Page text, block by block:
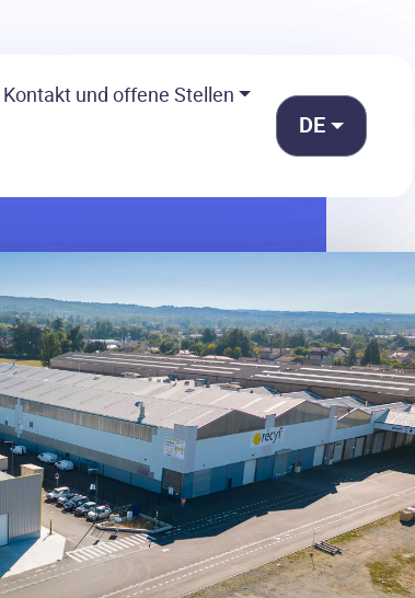
Kontakt und offene Stellen
DE